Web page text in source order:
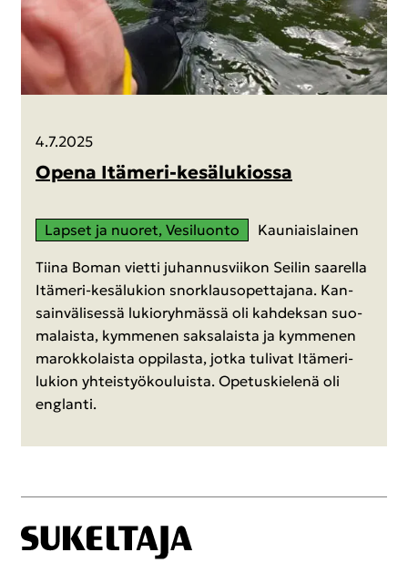
4.7.2025
Opena Itämeri-​kesälukiossa
Lap­set ja nuo­ret, Ve­si­luon­to Kau­niais­lai­nen
Tiina Boman viet­ti ju­han­nus­vii­kon Sei­lin saa­rel­la
Itämeri-​kesälukion snorklauso­pet­ta­ja­na. Kan­
sain­vä­li­ses­sä lu­kio­ryh­mäs­sä oli kah­dek­san suo­
ma­lais­ta, kym­me­nen sak­sa­lais­ta ja kym­me­nen
ma­rok­ko­lais­ta op­pi­las­ta, jotka tu­li­vat Itämeri-​
lukion yh­teis­työ­kou­luis­ta. Ope­tus­kie­le­nä oli
englan­ti.